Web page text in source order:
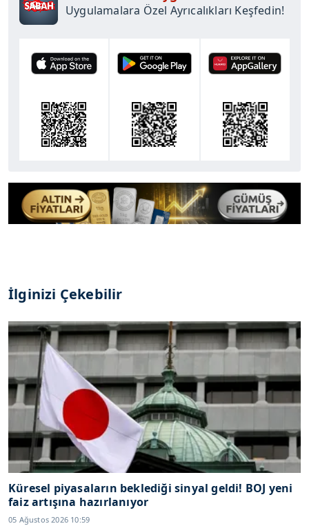
Uygulamalara Özel Ayrıcalıkları Keşfedin!
İlginizi Çekebilir
Küresel piyasaların beklediği sinyal geldi! BOJ yeni
faiz artışına hazırlanıyor
05 Ağustos 2026 10:59